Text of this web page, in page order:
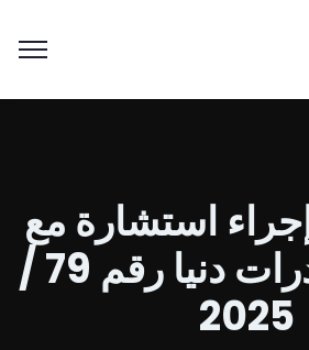
استشارة مع
اشتراط قدرات دنيا رقم 79 /
2025